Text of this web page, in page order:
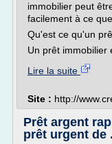
immobilier peut
facilement à ce
Qu'est ce qu'un
Un prêt immobilier
Lire la suite
Site : http://
Prêt argent
prêt urgent de